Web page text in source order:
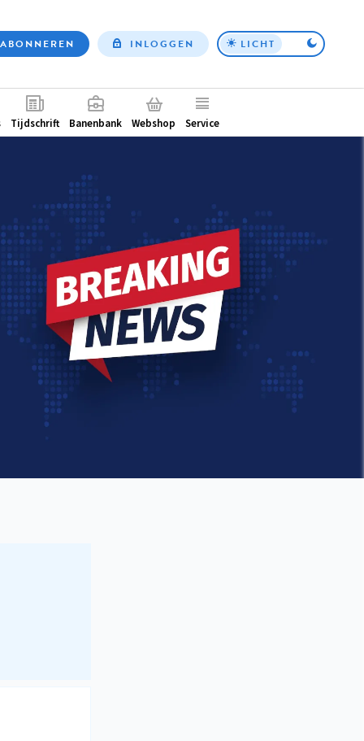
Top
ABONNEREN INLOGGEN LICHT
Tijdschrift Banenbank Webshop Service